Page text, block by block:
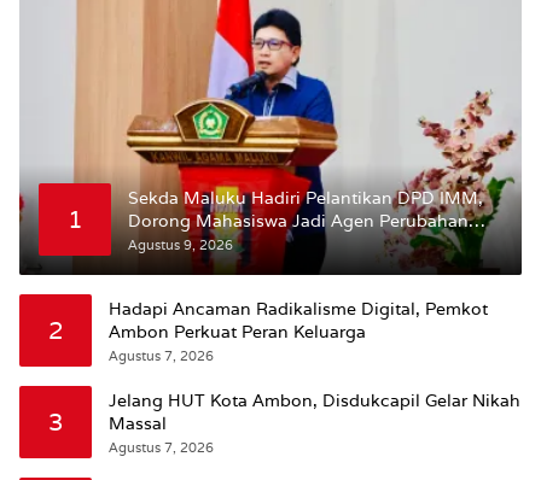
1
Sekda Maluku Hadiri Pelantikan DPD IMM,
Dorong Mahasiswa Jadi Agen Perubahan
dan Mitra Strategis Pemerintah
Agustus 9, 2026
2
Hadapi Ancaman Radikalisme Digital, Pemkot
Ambon Perkuat Peran Keluarga
Agustus 7, 2026
3
Jelang HUT Kota Ambon, Disdukcapil Gelar Nikah
Massal
Agustus 7, 2026